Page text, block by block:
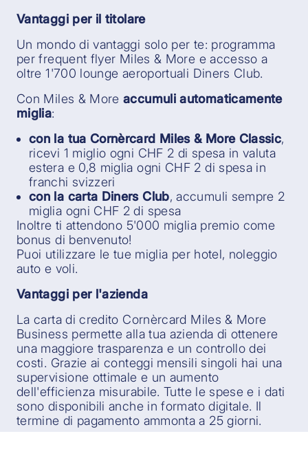
Vantaggi per il titolare
Un mondo di vantaggi solo per te: programma
per frequent flyer Miles & More e accesso a
oltre 1'700 lounge aeroportuali Diners Club.
Con Miles & Moreaccumuli automaticamente
miglia:
con la tua Cornèrcard Miles & More Classic,
ricevi 1 miglio ogni CHF 2 di spesa in valuta
estera e 0,8 miglia ogni CHF 2 di spesa in
franchi svizzeri
con la carta Diners Club, accumuli sempre 2
miglia ogni CHF 2 di spesa
Inoltre ti attendono 5'000 miglia premio come
bonus di benvenuto!
Puoi utilizzare le tue miglia per hotel, noleggio
auto e voli.
Vantaggi per l'azienda
La carta di credito Cornèrcard Miles & More
Business permette alla tua azienda di ottenere
una maggiore trasparenza e un controllo dei
costi. Grazie ai conteggi mensili singoli hai una
supervisione ottimale e un aumento
dell'efficienza misurabile. Tutte le spese e i dati
sono disponibili anche in formato digitale. Il
termine di pagamento ammonta a 25 giorni.